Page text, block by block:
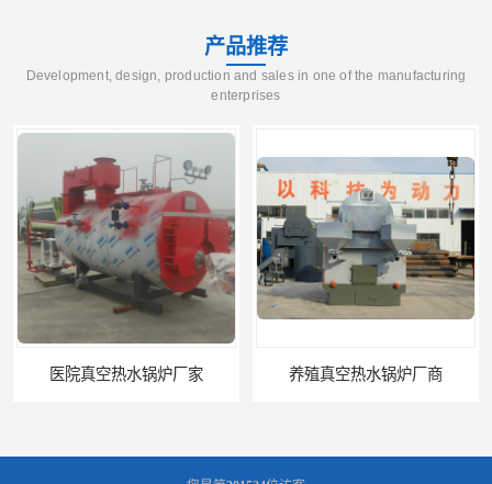
产品推荐
Development, design, production and sales in one of the manufacturing
enterprises
养殖真空热水锅炉厂商